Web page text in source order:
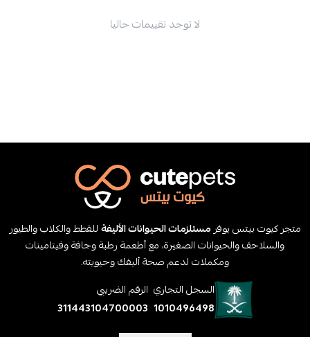
لا توجد تقييمات حاليا
متجر كيوت بيتس يوفر مستلزمات الحيوانات الأليفةللقطط والكلاب والطيور
والسلاحف والحيوانات الصغيرة، مع أطعمة رطبة وجافة وفيتامينات
ومكملات لدعم صحة أليفك وحيويته.
السجل التجاري
1010496498
الرقم الضريبي
311443104700003